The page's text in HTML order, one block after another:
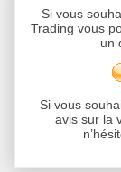
Si vous
Trading vous
un
Si vous
avis sur la